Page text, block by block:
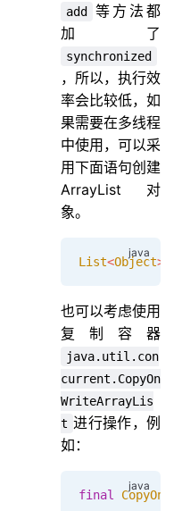
add
等方法都
加了
synchronized
，所以，执行效
率会比较低，如
果需要在多线程
中使用，可以采
用下面语句创建
ArrayList对
象。
List<Object>
也可以考虑使用
复制容器
java.util.con
current.CopyOn
WriteArrayLis
t 进行操作，例
如：
final